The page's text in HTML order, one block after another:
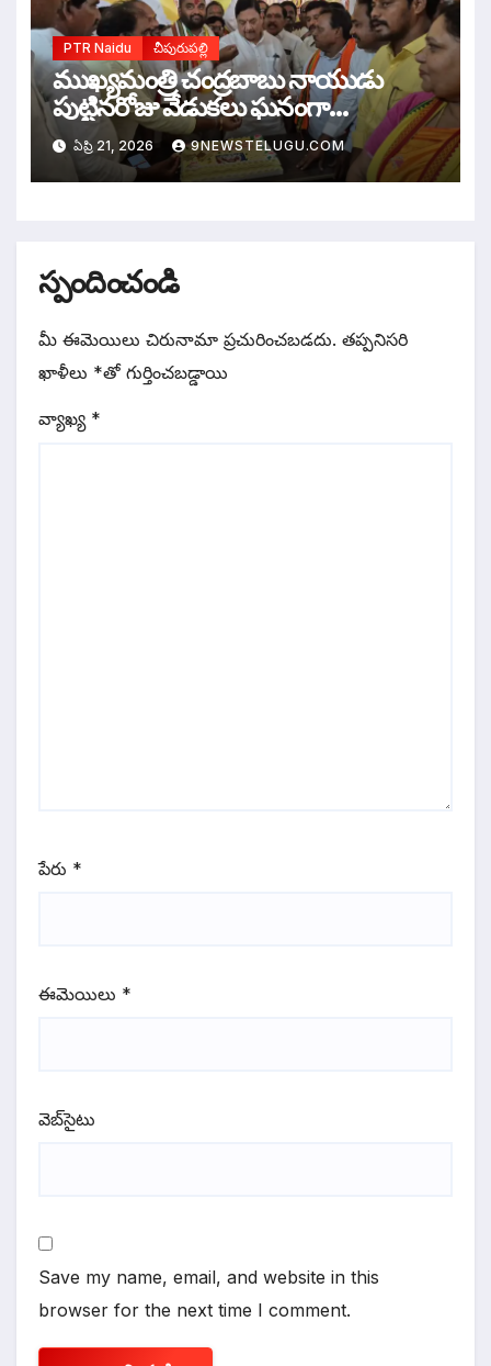
PTR Naidu చీపురుపల్లి
ముఖ్యమంత్రి చంద్రబాబు నాయుడు
పుట్టినరోజు వేడుకలు ఘనంగా
నిర్వహించిన ఎమ్మెల్యే కళా వెంకట్రావు
ఏప్రి 21, 2026 9NEWSTELUGU.COM
స్పందించండి
మీ ఈమెయిలు చిరునామా ప్రచురించబడదు. తప్పనిసరి
ఖాళీలు *‌తో గుర్తించబడ్డాయి
వ్యాఖ్య *
పేరు *
ఈమెయిలు *
వెబ్‌సైటు
Save my name, email, and website in this
browser for the next time I comment.